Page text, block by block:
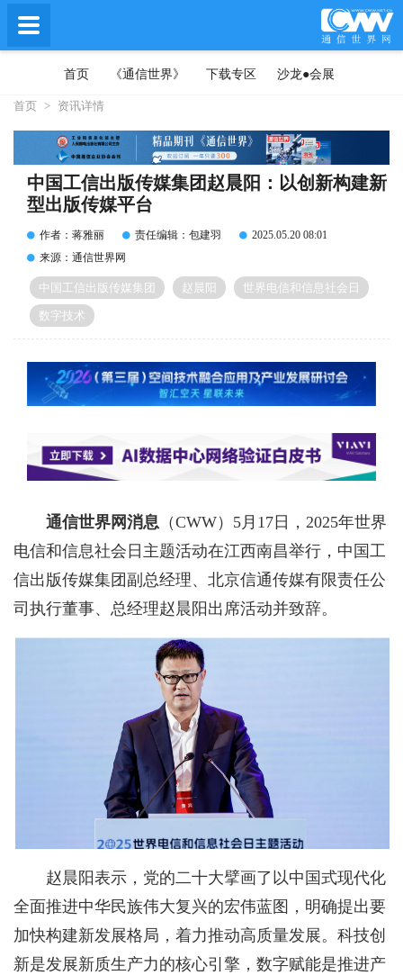
首页 《通信世界》 下载专区 沙龙●会展
首页 > 资讯详情
中国工信出版传媒集团赵晨阳：以创新构建新
型出版传媒平台
作者：蒋雅丽 责任编辑：包建羽
2025.05.20 08:01
来源：通信世界网
中国工信出版传媒集团 赵晨阳 世界电信和信息社会日
数字技术
通信世界网消息 （CWW） 5月17日，2025年世界
电信和信息社会日主题活动在江西南昌举行，中国工
信出版传媒集团副总经理、北京信通传媒有限责任公
司执行董事、总经理赵晨阳出席活动并致辞。
赵晨阳表示，党的二十大擘画了以中国式现代化
全面推进中华民族伟大复兴的宏伟蓝图，明确提出要
加快构建新发展格局，着力推动高质量发展。科技创
新是发展新质生产力的核心引擎，数字赋能是推进产